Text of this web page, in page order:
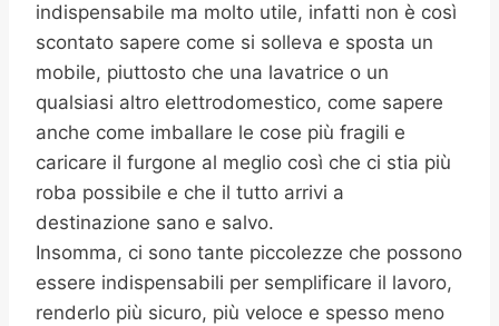
indispensabile ma molto utile, infatti non è così
scontato sapere come si solleva e sposta un
mobile, piuttosto che una lavatrice o un
qualsiasi altro elettrodomestico, come sapere
anche come imballare le cose più fragili e
caricare il furgone al meglio così che ci stia più
roba possibile e che il tutto arrivi a
destinazione sano e salvo.
Insomma, ci sono tante piccolezze che possono
essere indispensabili per semplificare il lavoro,
renderlo più sicuro, più veloce e spesso meno